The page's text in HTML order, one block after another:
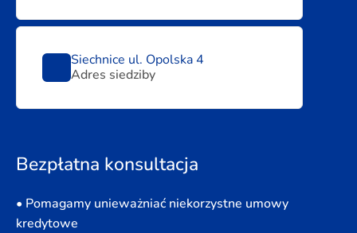
Siechnice ul. Opolska 4
Adres siedziby
Bezpłatna konsultacja
• Pomagamy unieważniać niekorzystne umowy
kredytowe